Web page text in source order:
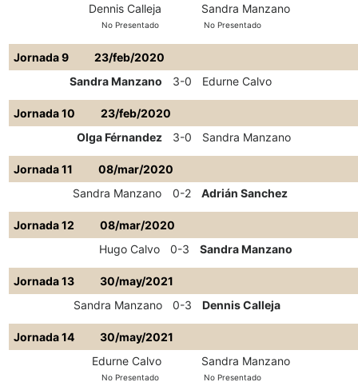
Dennis Calleja
No Presentado
Sandra Manzano
No Presentado
Jornada 9
23/feb/2020
Sandra Manzano
3-0 Edurne Calvo
Jornada 10
23/feb/2020
Olga Férnandez
3-0 Sandra Manzano
Jornada 11
08/mar/2020
Sandra Manzano
0-2 Adrián Sanchez
Jornada 12
08/mar/2020
Hugo Calvo
0-3 Sandra Manzano
Jornada 13
30/may/2021
Sandra Manzano
0-3 Dennis Calleja
Jornada 14
30/may/2021
Edurne Calvo
No Presentado
Sandra Manzano
No Presentado